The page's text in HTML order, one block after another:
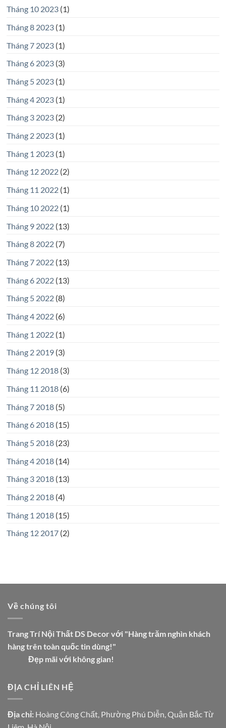
Tháng 10 2023(1)
Tháng 8 2023(1)
Tháng 7 2023(1)
Tháng 6 2023(3)
Tháng 5 2023(1)
Tháng 4 2023(1)
Tháng 3 2023(2)
Tháng 2 2023(1)
Tháng 1 2023(1)
Tháng 12 2022(2)
Tháng 11 2022(1)
Tháng 10 2022(1)
Tháng 9 2022(13)
Tháng 8 2022(7)
Tháng 7 2022(13)
Tháng 6 2022(13)
Tháng 5 2022(8)
Tháng 4 2022(6)
Tháng 1 2022(1)
Tháng 2 2019(3)
Tháng 12 2018(3)
Tháng 11 2018(6)
Tháng 7 2018(5)
Tháng 6 2018(15)
Tháng 5 2018(23)
Tháng 4 2018(14)
Tháng 3 2018(13)
Tháng 2 2018(4)
Tháng 1 2018(15)
Tháng 12 2017(2)
Về chúng tôi
Trang Trí Nội Thất DS Decor với "Hàng trăm nghìn khách
hàng trên toàn quốc tin dùng!"
Đẹp mãi với không gian!
ĐỊA CHỈ LIÊN HỆ
Địa chỉ: Hoàng Công Chất, Phường Phú Diễn, Quận Bắc Từ